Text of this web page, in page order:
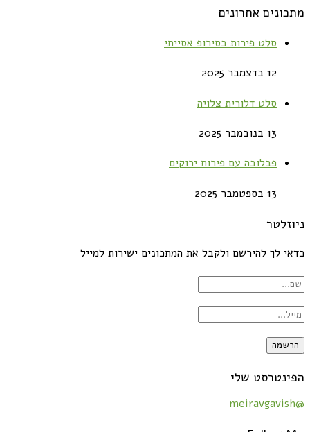
מתכונים אחרונים
סלט פירות בסירופ אסייתי
12 בדצמבר 2025
סלט דלורית צלויה
13 בנובמבר 2025
פבלובה עם פירות ירוקים
13 בספטמבר 2025
ניוזלטר
כדאי לך להירשם ולקבל את המתכונים ישירות למייל
הפינטרסט שלי
@meiravgavish